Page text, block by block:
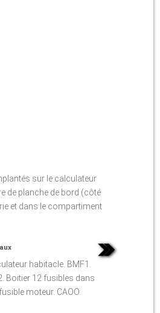
sur le calculateur
de planche de bord (côté
et dans le compartiment
habitacle. BMF1.
Boitier 12 fusibles dans
moteur. CAOO.